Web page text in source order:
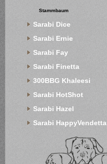
Stammbaum
Sarabi Dice
Sarabi Ernie
Sarabi Fay
Sarabi Finetta
300BBG Khaleesi
Sarabi HotShot
Sarabi Hazel
Sarabi HappyVendetta